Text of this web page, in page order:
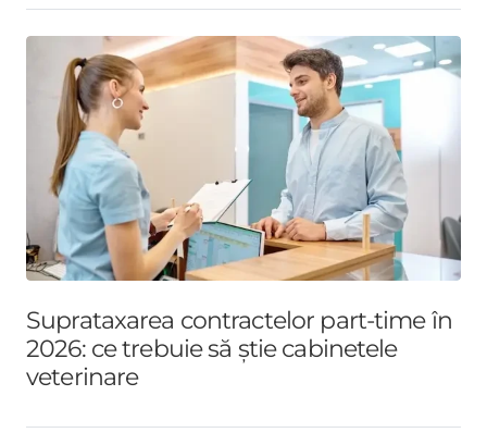
Suprataxarea contractelor part-time în
2026: ce trebuie să știe cabinetele
veterinare